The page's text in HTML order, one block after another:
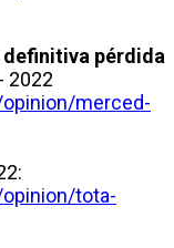
definitiva pérdida
2022
merced-
tota-